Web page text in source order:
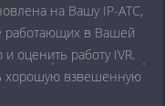
на Вашу IP-АТС,
работающих в Вашей
оценить работу IVR.
хорошую взвешенную